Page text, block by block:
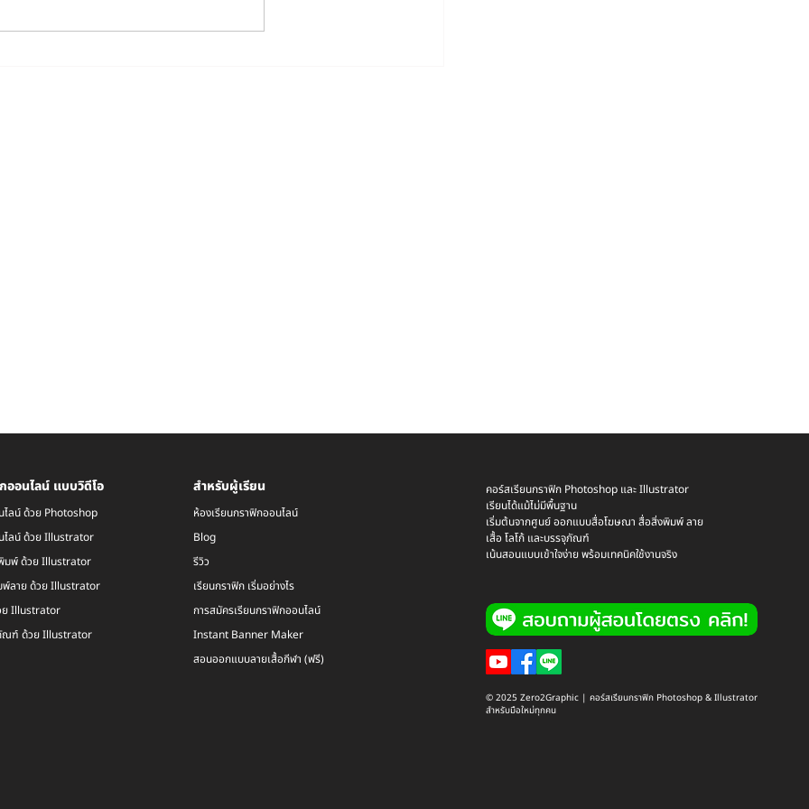
ออนไลน์ แบบวิดีโอ
ลน์ ด้วย Photoshop
ไลน์ ด้วย Illustrator
มพ์ ด้วย Illustrator
พ์ลาย ด้วย Illustrator
ย Illustrator
ณฑ์ ด้วย Illustrator
สำหรับผู้เรียน
ห้องเรียนกราฟิกออนไลน์
Blog
รีวิว
เรียนกราฟิก เริ่มอย่างไร
การสมัครเรียนกราฟิกออนไลน์
Instant Banner Maker
สอนออกแบบลายเสื้อกีฬา (ฟรี)
คอร์สเรียนกราฟิก Photoshop และ Illustrator
เรียนได้แม้ไม่มีพื้นฐาน
เริ่มต้นจากศูนย์ ออกแบบสื่อโฆษณา สื่อสิ่งพิมพ์ ลาย
เสื้อ โลโก้ และบรรจุภัณฑ์
เน้นสอนแบบเข้าใจง่าย พร้อมเทคนิคใช้งานจริง
© 2025 Zero2Graphic | คอร์สเรียนกราฟิก Photoshop & Illustrator
สำหรับมือใหม่ทุกคน